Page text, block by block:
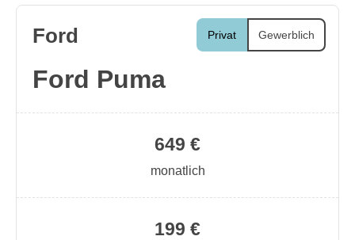
Privat Gewerblich
Ford
Ford Puma
199 €
649 €
monatlich